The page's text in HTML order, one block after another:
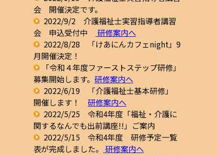
会 開催決定です。
2022/9/2 介護福祉士実習指導者講習
会 申込受付中
研修案内へ
2022/8/28 「けあにんカフェnight」9
月開催決定！
「令和４年度ファーストステップ研修」
募集開始します。 研修案内へ
2022/6/19 「介護福祉士基本研修」
開催します！ 研修案内へ
2022/5/25 令和4年度「福祉・介護に
関するなんでも出前講座!!」ご案内
2022/5/15 令和4年度 研修予定一覧
表が完成しました。 研修案内へ